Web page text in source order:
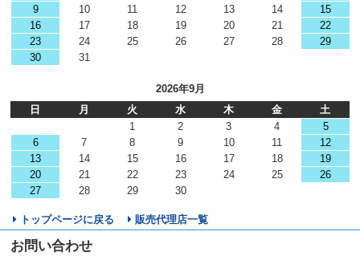
9
10 11 12 13 14
15
16
17 18 19 20 21
22
23
24 25 26 27 28
29
30
31
2026年9月
日
月 火 水 木 金
土
1
2 3 4
5
6
7 8 9 10 11
12
13
14 15 16 17 18
19
20
21 22 23 24 25
26
27
28 29 30
トップページに戻る 販売代理店一覧
お問い合わせ